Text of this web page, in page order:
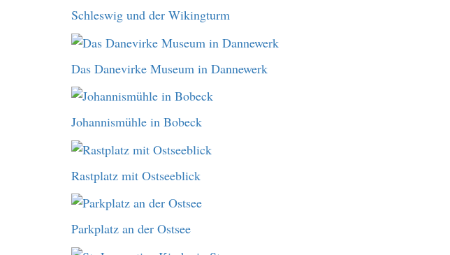
Schleswig und der Wikingturm
Das Danevirke Museum in Dannewerk
Johannismühle in Bobeck
Rastplatz mit Ostseeblick
Parkplatz an der Ostsee